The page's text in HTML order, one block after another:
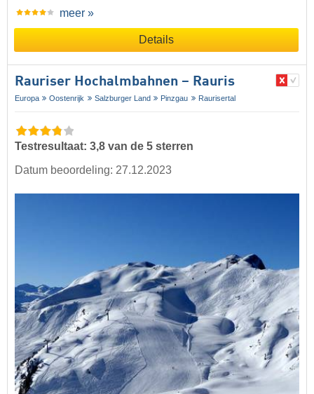
meer »
Details
Rauriser Hochalmbahnen – Rauris
Europa Oostenrijk Salzburger Land Pinzgau Raurisertal
Testresultaat: 3,8 van de 5 sterren
Datum beoordeling: 27.12.2023